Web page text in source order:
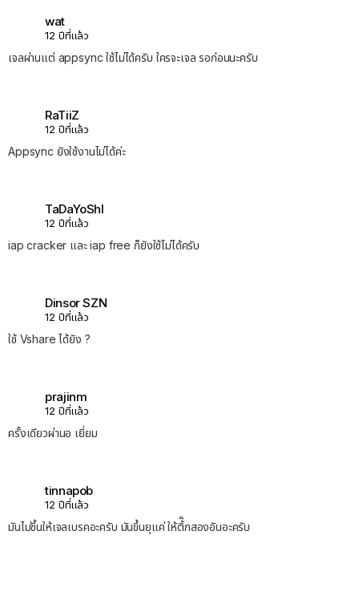
wat
12 ปีที่แล้ว
เจลผ่านแต่ appsync ใช้ไม่ได้ครับ ใครจะเจล รอก่อนนะครับ
RaTiiZ
12 ปีที่แล้ว
Appsync ยังใช้งานไม่ได้ค่ะ
TaDaYoShI
12 ปีที่แล้ว
iap cracker และ iap free ก็ยังใช้ไม่ได้ครับ
Dinsor SZN
12 ปีที่แล้ว
ใช้ Vshare ได้ยัง ?
prajinm
12 ปีที่แล้ว
ครั้งเดียวผ่านอ เยี่ยม
tinnapob
12 ปีที่แล้ว
มันไม่ชึ้นให้เจลเบรคอะครับ มันขึ้นยุแค่ ให้ติ้๊กสองอันอะครับ